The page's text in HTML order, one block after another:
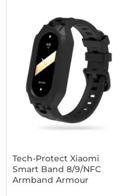
Tech-Protect Xiaomi
Smart Band 8/9/NFC
Armband Armour